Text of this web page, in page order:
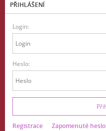
PŘIHLÁŠENÍ
Login:
Heslo:
Registrace Zapomenuté heslo